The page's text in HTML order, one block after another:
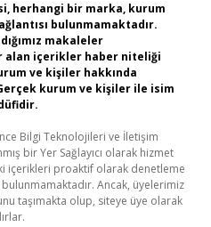
herhangi bir marka, kurum
bulunmamaktadır.
makaleler
alan içerikler haber niteliği
ve kişiler hakkında
kurum ve kişiler ile isim
Bilgi Teknolojileri ve İletişim
bir Yer Sağlayıcı olarak hizmet
içerikleri proaktif olarak denetleme
Ancak, üyelerimiz
taşımakta olup, siteye üye olarak